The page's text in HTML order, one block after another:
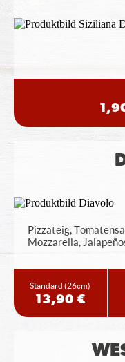
Pizzateig,
Mozzarella,
Standard(26cm)
13,90 €